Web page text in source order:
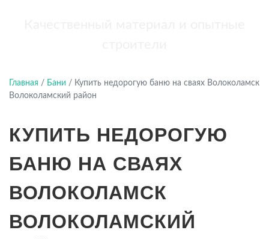
Главная / Бани / Купить недорогую баню на сваях Волоколамск
Волоколамский район
КУПИТЬ НЕДОРОГУЮ
БАНЮ НА СВАЯХ
ВОЛОКОЛАМСК
ВОЛОКОЛАМСКИЙ